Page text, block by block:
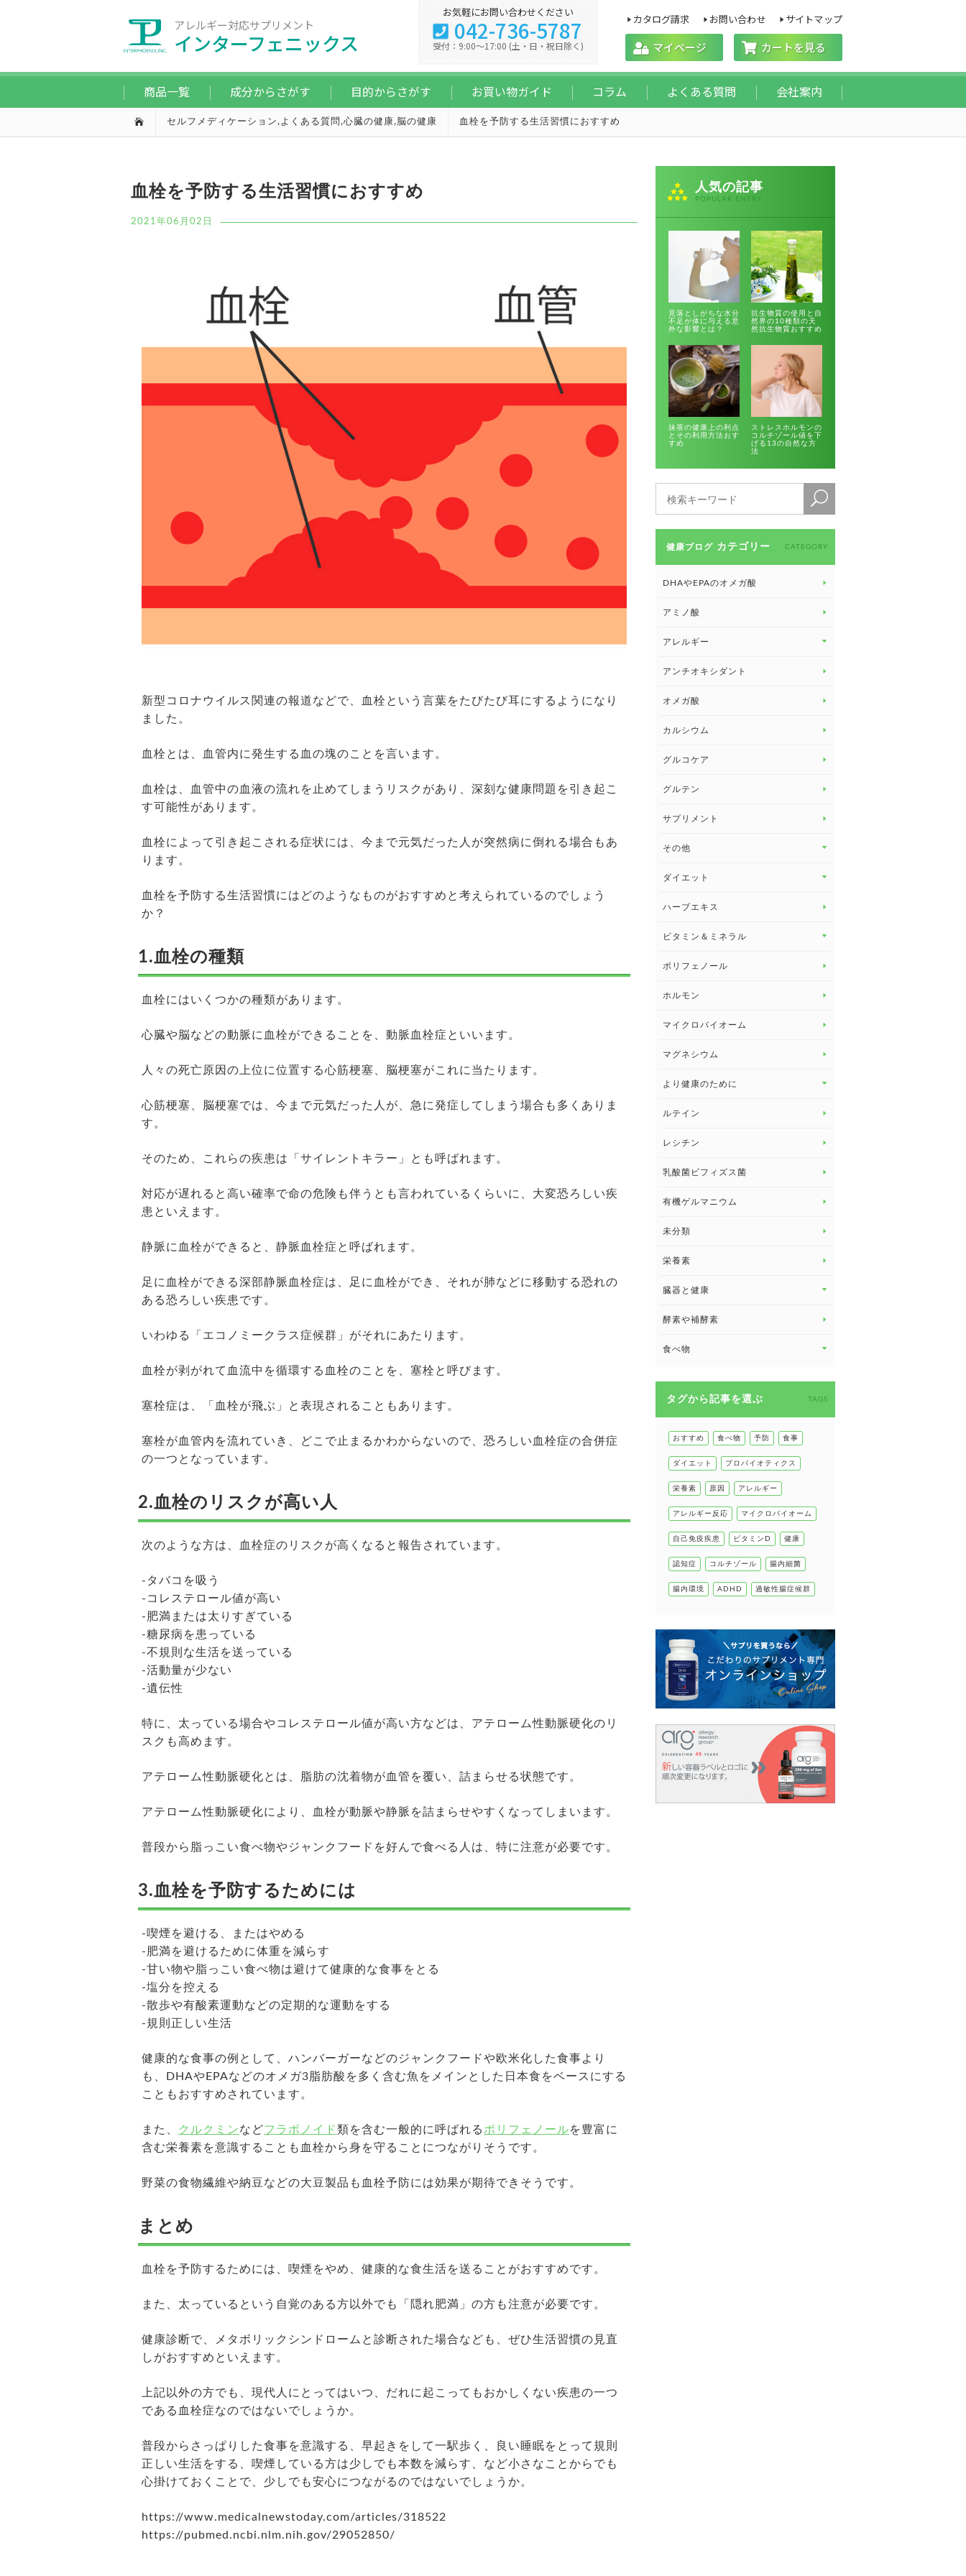
アレルギー対応サプリメント
インターフェニックス マイページ カートを見る
商品一覧 成分からさがす 目的からさがす お買い物ガイド コラム よくある質問 会社案内
カタログ請求 お問い合わせ サイトマップ
お気軽にお問い合わせください
042-736-5787
受付：9:00～17:00 (土・日・祝日除く)
セルフメディケーション,よくある質問 ,心臓の健康,脳の健康 血栓を予防する生活習慣におすすめ
血栓を予防する生活習慣におすすめ
2021年06月02日
新型コロナウイルス関連の報道などで、血栓という言葉をたびたび耳にするようになり
ました。
血栓とは、血管内に発生する血の塊のことを言います。
血栓は、血管中の血液の流れを止めてしまうリスクがあり、深刻な健康問題を引き起こ
す可能性があります。
血栓によって引き起こされる症状には、今まで元気だった人が突然病に倒れる場合もあ
ります。
血栓を予防する生活習慣にはどのようなものがおすすめと考えられているのでしょう
か？
1.血栓の種類
血栓にはいくつかの種類があります。
心臓や脳などの動脈に血栓ができることを、動脈血栓症といいます。
人々の死亡原因の上位に位置する心筋梗塞、脳梗塞がこれに当たります。
心筋梗塞、脳梗塞では、今まで元気だった人が、急に発症してしまう場合も多くありま
す。
そのため、これらの疾患は「サイレントキラー」とも呼ばれます。
対応が遅れると高い確率で命の危険も伴うとも言われているくらいに、大変恐ろしい疾
患といえます。
静脈に血栓ができると、静脈血栓症と呼ばれます。
足に血栓ができる深部静脈血栓症は、足に血栓ができ、それが肺などに移動する恐れの
ある恐ろしい疾患です。
いわゆる「エコノミークラス症候群」がそれにあたります。
血栓が剥がれて血流中を循環する血栓のことを、塞栓と呼びます。
塞栓症は、「血栓が飛ぶ」と表現されることもあります。
塞栓が血管内を流れていき、どこで止まるかわからないので、恐ろしい血栓症の合併症
の一つとなっています。
2.血栓のリスクが高い人
次のような方は、血栓症のリスクが高くなると報告されています。
-タバコを吸う
-コレステロール値が高い
-肥満または太りすぎている
-糖尿病を患っている
-不規則な生活を送っている
-活動量が少ない
-遺伝性
特に、太っている場合やコレステロール値が高い方などは、アテローム性動脈硬化のリ
スクも高めます。
アテローム性動脈硬化とは、脂肪の沈着物が血管を覆い、詰まらせる状態です。
アテローム性動脈硬化により、血栓が動脈や静脈を詰まらせやすくなってしまいます。
普段から脂っこい食べ物やジャンクフードを好んで食べる人は、特に注意が必要です。
3.血栓を予防するためには
-喫煙を避ける、またはやめる
-肥満を避けるために体重を減らす
-甘い物や脂っこい食べ物は避けて健康的な食事をとる
-塩分を控える
-散歩や有酸素運動などの定期的な運動をする
-規則正しい生活
健康的な食事の例として、ハンバーガーなどのジャンクフードや欧米化した食事より
も、DHAやEPAなどのオメガ3脂肪酸を多く含む魚をメインとした日本食をベースにする
こともおすすめされています。
また、 クルクミンなどフラボノイド類を含む一般的に呼ばれる ポリフェノールを豊富に
含む栄養素を意識することも血栓から身を守ることにつながりそうです。
野菜の食物繊維や納豆などの大豆製品も血栓予防には効果が期待できそうです。
まとめ
血栓を予防するためには、喫煙をやめ、健康的な食生活を送ることがおすすめです。
また、太っているという自覚のある方以外でも「隠れ肥満」の方も注意が必要です。
健康診断で、メタボリックシンドロームと診断された場合なども、ぜひ生活習慣の見直
しがおすすめといえます。
上記以外の方でも、現代人にとってはいつ、だれに起こってもおかしくない疾患の一つ
である血栓症なのではないでしょうか。
普段からさっぱりした食事を意識する、早起きをして一駅歩く、良い睡眠をとって規則
正しい生活をする、喫煙している方は少しでも本数を減らす、など小さなことからでも
心掛けておくことで、少しでも安心につながるのではないでしょうか。
https://www.medicalnewstoday.com/articles/318522
https://pubmed.ncbi.nlm.nih.gov/29052850/
人気の記事
POPULAR ENTRY
見落としがちな水分
不足が体に与える意
外な影響とは？
抗生物質の使用と自
然界の10種類の天
然抗生物質おすすめ
抹茶の健康上の利点
とその利用方法おす
すめ
ストレスホルモンの
コルチゾール値を下
げる13の自然な方
法
健康ブログ カテゴリー CATEGORY
DHAやEPAのオメガ酸
アミノ酸
アレルギー
アレルギー トップ
アンチオキシダント
オメガ酸
カルシウム
グルコケア
グルテン
サプリメント
その他
その他 トップ
健康セミナー
ダイエット
ダイエット トップ
ハーブエキス
ビタミン＆ミネラル
ビタミン＆ミネラル トップ
ビタミンE
ポリフェノール
ホルモン
マイクロバイオーム
マグネシウム
より健康のために
より健康のために トップ
眼の健康
睡眠
ルテイン
レシチン
乳酸菌ビフィズス菌
有機ゲルマニウム
未分類
栄養素
臓器と健康
臓器と健康 トップ
甲状腺
肌
肝臓の健康
腸の健康
酵素や補酵素
食べ物
健康食
タグから記事を選ぶ TAGS
おすすめ 食べ物 予防 食事
ダイエット プロバイオティクス
栄養素 原因 アレルギー
アレルギー反応 マイクロバイオーム
自己免疫疾患 ビタミンD 健康
認知症 コルチゾール 腸内細菌
腸内環境 ADHD 過敏性腸症候群